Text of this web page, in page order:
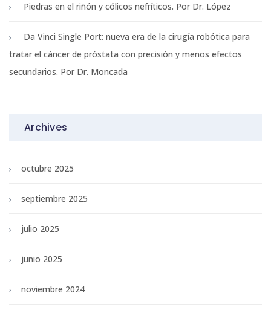
Piedras en el riñón y cólicos nefríticos. Por Dr. López
Da Vinci Single Port: nueva era de la cirugía robótica para
tratar el cáncer de próstata con precisión y menos efectos
secundarios. Por Dr. Moncada
Archives
octubre 2025
septiembre 2025
julio 2025
junio 2025
noviembre 2024